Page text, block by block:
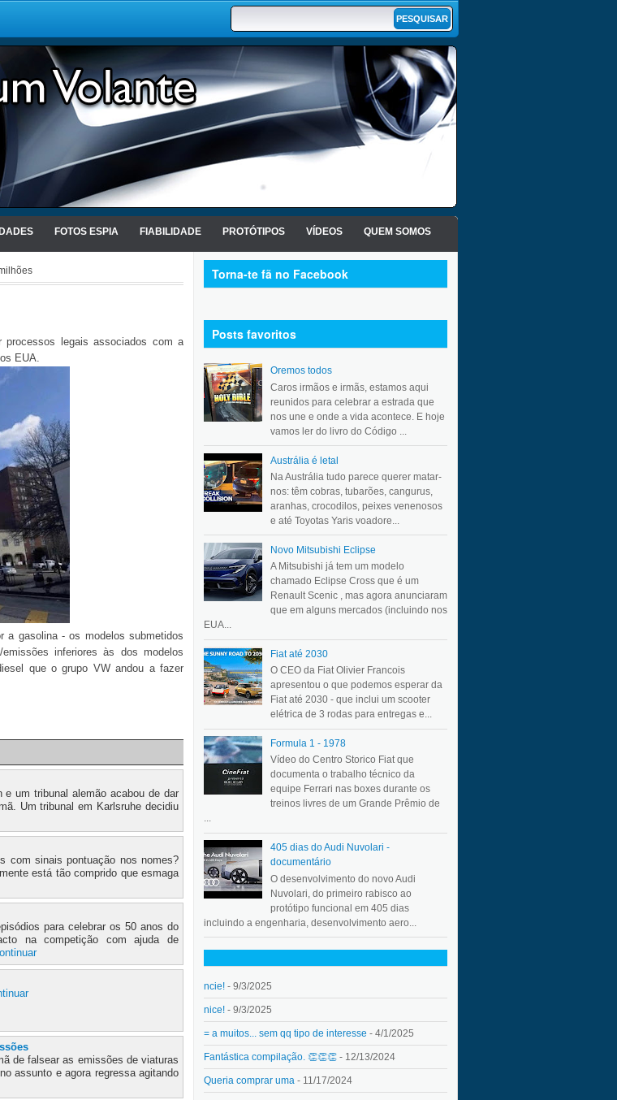
FOTOS ESPIA FIABILIDADE PROTÓTIPOS VÍDEOS QUEM SOMOS
processos legais associados com a
EUA.
a gasolina - os modelos submetidos
inferiores às dos modelos
que o grupo VW andou a fazer
um tribunal alemão acabou de dar
Um tribunal em Karlsruhe decidiu
com sinais pontuação nos nomes?
está tão comprido que esmaga
para celebrar os 50 anos do
na competição com ajuda de
de falsear as emissões de viaturas
assunto e agora regressa agitando
Torna-te fã no Facebook
Posts favoritos
Oremos todos
Caros irmãos e irmãs, estamos aqui
reunidos para celebrar a estrada que
nos une e onde a vida acontece. E hoje
vamos ler do livro do Código ...
Austrália é letal
Na Austrália tudo parece querer matar-
nos: têm cobras, tubarões, cangurus,
aranhas, crocodilos, peixes venenosos
e até Toyotas Yaris voadore...
Novo Mitsubishi Eclipse
A Mitsubishi já tem um modelo
chamado Eclipse Cross que é um
Renault Scenic , mas agora anunciaram
que em alguns mercados (incluindo nos
EUA...
Fiat até 2030
O CEO da Fiat Olivier Francois
apresentou o que podemos esperar da
Fiat até 2030 - que inclui um scooter
elétrica de 3 rodas para entregas e...
Formula 1 - 1978
Vídeo do Centro Storico Fiat que
documenta o trabalho técnico da
equipe Ferrari nas boxes durante os
treinos livres de um Grande Prêmio de
...
405 dias do Audi Nuvolari -
documentário
O desenvolvimento do novo Audi
Nuvolari, do primeiro rabisco ao
protótipo funcional em 405 dias
incluindo a engenharia, desenvolvimento aero...
ncie! - 9/3/2025
nice! - 9/3/2025
= a muitos... sem qq tipo de interesse - 4/1/2025
Fantástica compilação. 👏👏👏 - 12/13/2024
Queria comprar uma - 11/17/2024